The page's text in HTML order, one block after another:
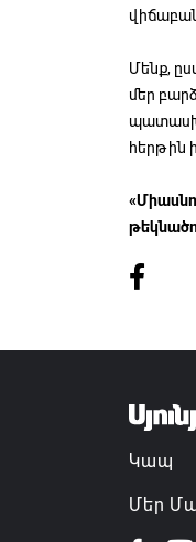
Մենք,
մեր
հերթին
Կապ
Մեր